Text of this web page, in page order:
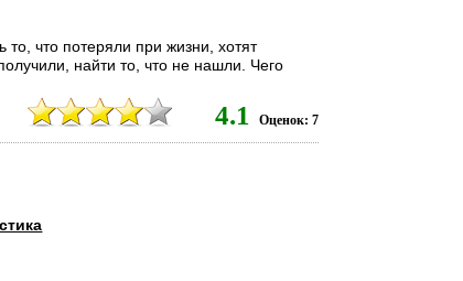
то, что потеряли при жизни, хотят
найти то, что не нашли. Чего
4.1 Оценок: 7